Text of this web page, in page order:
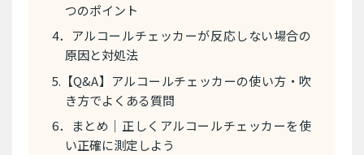
つのポイント
4．アルコールチェッカーが反応しない場合の
原因と対処法
5.【Q&A】アルコールチェッカーの使い方・吹
き方でよくある質問
6．まとめ｜正しくアルコールチェッカーを使
い正確に測定しよう